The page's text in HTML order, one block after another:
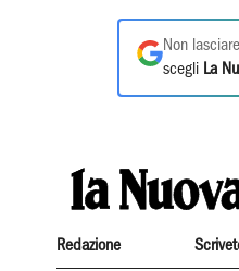
Non
scegli La
Redazione